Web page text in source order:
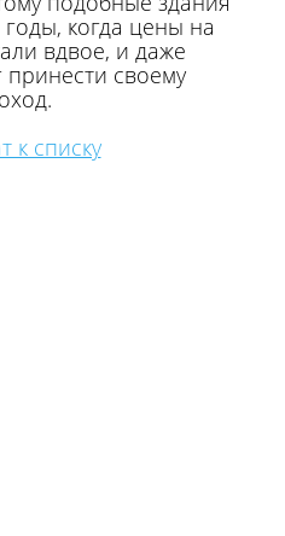
когда цены на
вдвое, и даже
своему
к списку